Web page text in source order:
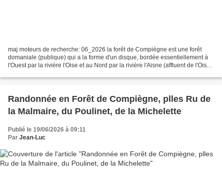
maj moteurs de recherche: 06_2026 la forêt de Compiègne est une forêt
domaniale (publique) qui a la forme d'un disque, bordée essentiellement à
l'Ouest par la rivière l'Oise et au Nord par la rivière l'Aisne (affluent de l'Oise)
Randonnée en Forêt de Compiègne, plles Ru de
la Malmaire, du Poulinet, de la Michelette
Publié le 19/06/2026 à 09:11
Par Jean-Luc